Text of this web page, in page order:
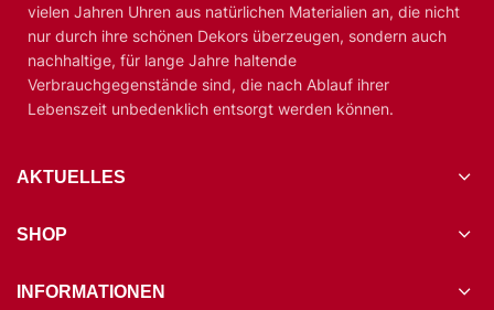
vielen Jahren Uhren aus natürlichen Materialien an, die nicht
nur durch ihre schönen Dekors überzeugen, sondern auch
nachhaltige, für lange Jahre haltende
Verbrauchgegenstände sind, die nach Ablauf ihrer
Lebenszeit unbedenklich entsorgt werden können.
AKTUELLES
SHOP
INFORMATIONEN